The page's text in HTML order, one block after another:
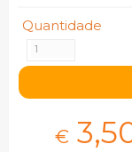
Quantidade
€ 3,